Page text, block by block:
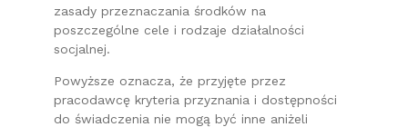
zasady przeznaczania środków na
poszczególne cele i rodzaje działalności
socjalnej.
Powyższe oznacza, że przyjęte przez
pracodawcę kryteria przyznania i dostępności
do świadczenia nie mogą być inne aniżeli